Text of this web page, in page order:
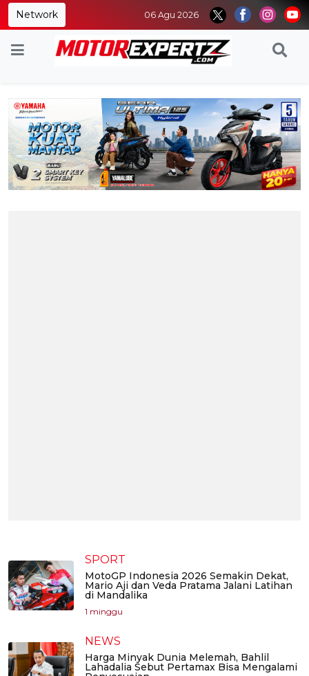
Network 06 Agu 2026
SPORT
MotoGP Indonesia 2026 Semakin Dekat,
Mario Aji dan Veda Pratama Jalani Latihan
di Mandalika
1 minggu
NEWS
Harga Minyak Dunia Melemah, Bahlil
Lahadalia Sebut Pertamax Bisa Mengalami